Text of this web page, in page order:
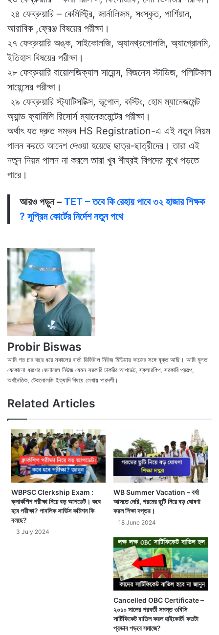
২৪ ফেব্রুয়ারি – কেমিস্ট্রি, জার্নালিজম, সংস্কৃত, পার্শিয়ান,
আরাবিক ,ফ্রেঞ্জ বিষয়ের পরীক্ষা।
২৭ ফেব্রুয়ারি অঙ্ক, সাইকোলজি, অ্যানথ্রপোলজি, অ্যাগ্রোনমি,
ইতিহাস বিষয়ের পরীক্ষা।
২৮ ফেব্রুয়ারি বায়োলজিক্যাল সায়েন্স, বিজনেস স্টাডিজ, পলিটিকাল
সায়েন্সের পরীক্ষা।
২৯ ফেব্রুয়ারি স্ট্যাটিসটিক্স, ভূগোল, কস্টিং, হোম ম্যানেজমেন্ট
অ্যান্ড ফ্যামিলি রিসোর্স ম্যানেজমেন্টের পরীক্ষা।
অর্থাৎ যত দ্রুত সম্ভব HS Registration-এ এই নতুন নিয়ম
পালন করতে আদেশ দেওয়া হয়েছে ছাত্র-ছাত্রীদের। তারা এই
নতুন নিয়ম পালন না করলে তারা খুব শীঘ্রই বিপদের মুখে পড়তে
পারে।
আরও পড়ুন – TET – তবে কি রেহায় পাবে ৩২ হাজার শিক্ষক
? সুপ্রিম কোর্টের নির্দেশ নতুন পথে
Probir Biswas
আমি গত চার বছর ধরে সকালের বার্তা ডিজিটাল নিউজ মিডিয়ায় কাজের সঙ্গে যুক্ত আছি। আমি মুলত
যেকোনো ধরণের জেনারেল নিউজ যেমন সরকারি চাকরির আপডেট, স্কলারশিপ, সরকারি প্রকল্প,
অর্থনৈতিক, টেকনোলজি ইত্যাদি বিষয়ে লেখায় পারদর্শী।
Related Articles
WBPSC Clerkship Exam :
ক্লার্কশিপ পরীক্ষা নিয়ে বড় আপডেট। কবে
হবে পরীক্ষা? পাবলিক সার্ভিস কমিশন কি
বলছে?
3 July 2024
WB Summer Vacation – বর্ষা
আসতে দেরি, গরমের ছুটি নিয়ে বড় ঘোষণা
করল শিক্ষা দপ্তর।
18 June 2024
Cancelled OBC Certificate –
২০১০ সালের পরবর্তী সমস্ত ওবিসি
সার্টিফিকেট বাতিল করল হাইকোর্ট! কতটা
প্রভাব পড়বে সমাজে?